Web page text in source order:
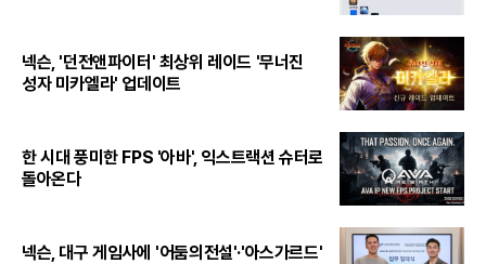
넥슨, '던전앤파이터' 최상위 레이드 '무너진
성자 미카엘라' 업데이트
한 시대 풍미한 FPS '아바', 익스트랙션 슈터로
돌아온다
넥슨, 대구 게임사에 '어둠의전설'·'아스가르드'